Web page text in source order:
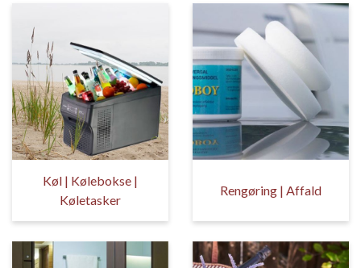
Køl | Kølebokse |
Køletasker
Rengøring | Affald